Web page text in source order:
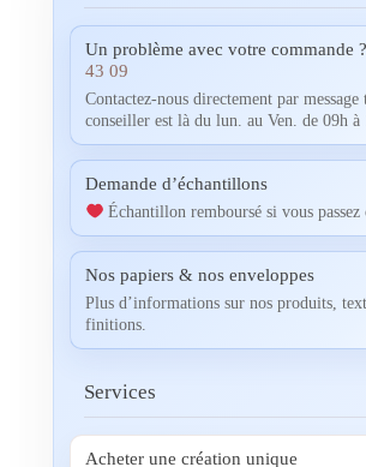
Un problème avec votre commande
43 09
Contactez-nous directement par message
conseiller est là du lun. au Ven. de 09h à
Demande d’échantillons
Échantillon remboursé si vous passez
Nos papiers & nos enveloppes
Plus d’informations sur nos produits,
finitions.
Services
Acheter une création unique